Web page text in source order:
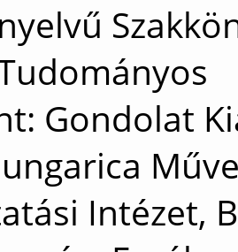
Gondolat
Intézet,